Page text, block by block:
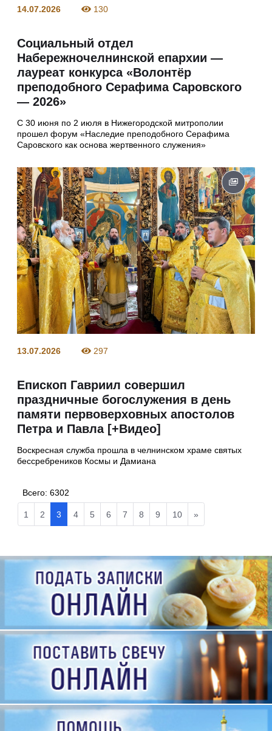
14.07.2026 130
Социальный отдел
Набережночелнинской епархии —
лауреат конкурса «Волонтёр
преподобного Серафима Саровского
— 2026»
С 30 июня по 2 июля в Нижегородской митрополии
прошел форум «Наследие преподобного Серафима
Саровского как основа жертвенного служения»
13.07.2026 297
Епископ Гавриил совершил
праздничные богослужения в день
памяти первоверховных апостолов
Петра и Павла [+Видео]
Воскресная служба прошла в челнинском храме святых
бессребреников Космы и Дамиана
Всего:6302
1 2 3 4 5 6 7 8 9 10 »